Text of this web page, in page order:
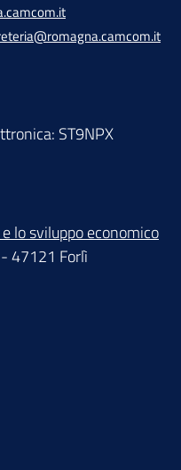
ST9NPX
lo sviluppo economico
- 47121 Forlì